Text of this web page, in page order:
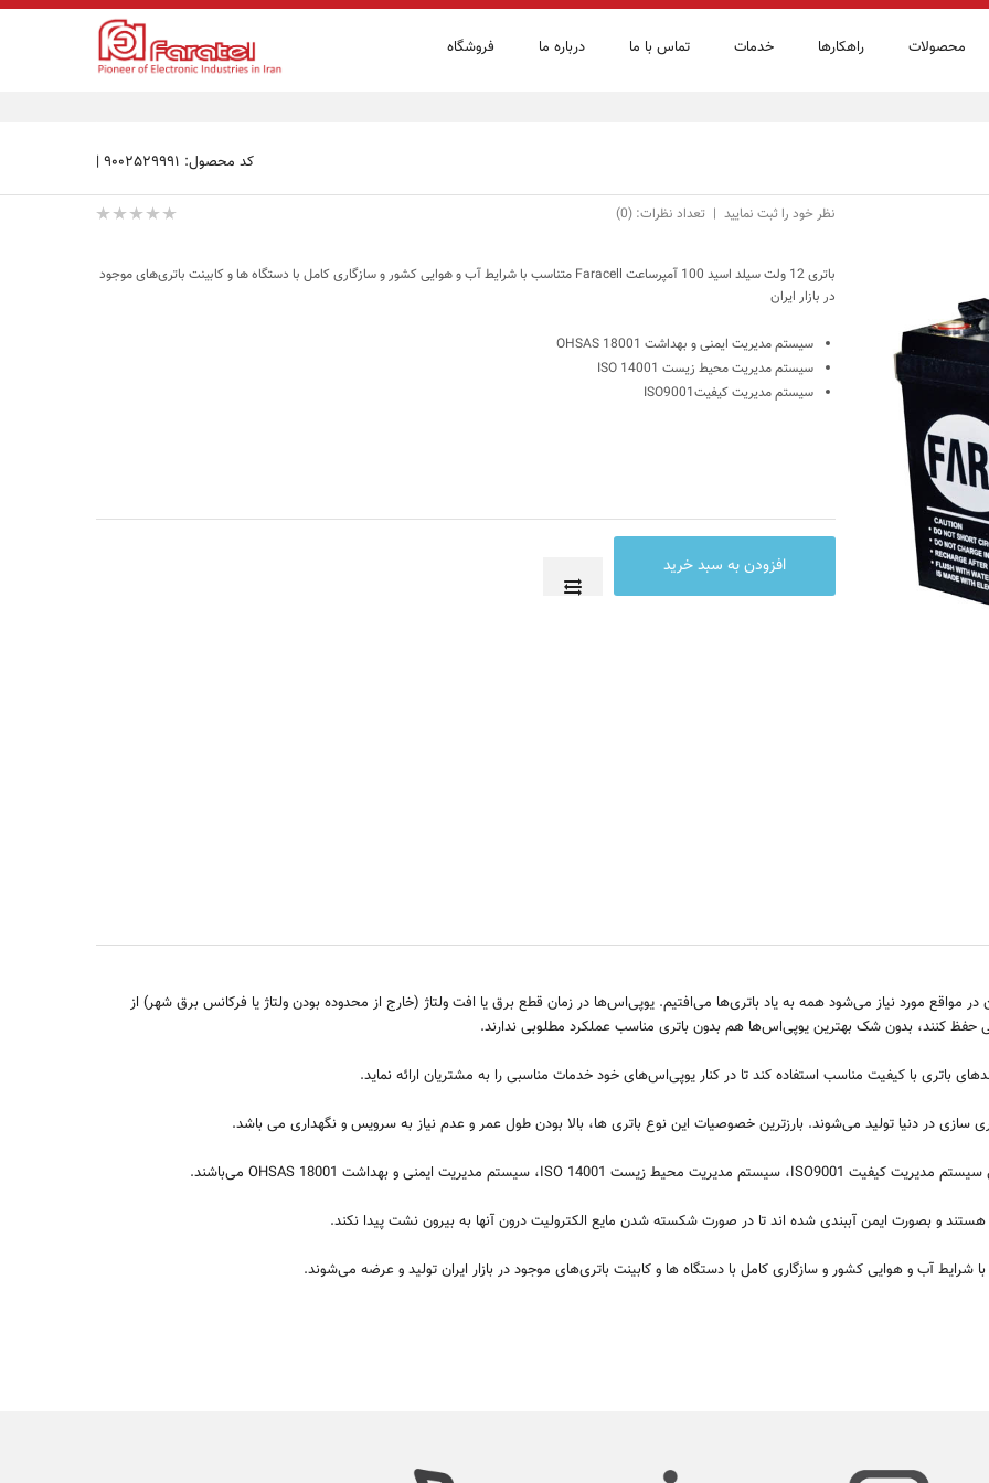
محصولات راهكارها خدمات تماس با ما درباره ما فروشگاه
کد محصول: 9002529991 |
نظر خود را ثبت نمایید | تعداد نظرات: (0)
باتری 12 ولت سیلد اسید 100 آمپرساعت Faracell متناسب با شرایط آب و هوایی کشور و سازگاری کامل با دستگاه ها و کابینت باتری‌های موجود
در بازار ایران
سیستم مدیریت ایمنی و بهداشت OHSAS 18001
سیستم مدیریت محیط زیست ISO 14001
سیستم مدیریت کیفیتISO9001
در مواقع مورد نیاز میشود همه به یاد باتریها میافتیم. یوپیاسها در زمان قطع برق یا افت ولتاژ (خارج از محدوده بودن ولتاژ یا فرکانس برق شهر) از
حفظ کنند، بدون شک بهترین یوپیاسها هم بدون باتری مناسب عملکرد مطلوبی ندارند.
باتری با کیفیت مناسب استفاده کند تا در کنار یو‌پی‌اس‌های خود خدمات مناسبی را به مشتریان ارائه نماید.
سازی در دنیا تولید می‌شوند. بارزترین خصوصیات این نوع باتری ها، بالا بودن طول عمر و عدم نیاز به سرویس و نگهداری می باشد.
سیستم مدیریت کیفیت ISO9001، سیستم مدیریت محیط زیست ISO 14001، سیستم مدیریت ایمنی و بهداشت OHSAS 18001 می‌باشند.
و بصورت ایمن آببندی شده اند تا در صورت شکسته شدن مایع الکترولیت درون آنها به بیرون نشت پیدا نکند.